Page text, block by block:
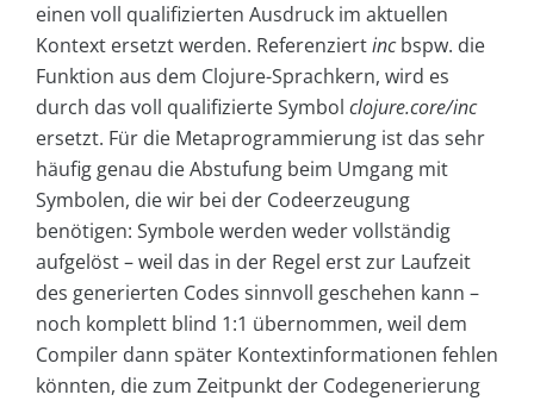
einen voll qualifizierten Ausdruck im aktuellen
Kontext ersetzt werden. Referenziertincbspw. die
Funktion aus dem Clojure-Sprachkern, wird es
durch das voll qualifizierte Symbol clojure.core/inc
ersetzt. Für die Metaprogrammierung ist das sehr
häufig genau die Abstufung beim Umgang mit
Symbolen, die wir bei der Codeerzeugung
benötigen: Symbole werden weder vollständig
aufgelöst – weil das in der Regel erst zur Laufzeit
des generierten Codes sinnvoll geschehen kann –
noch komplett blind 1:1 übernommen, weil dem
Compiler dann später Kontextinformationen fehlen
könnten, die zum Zeitpunkt der Codegenerierung